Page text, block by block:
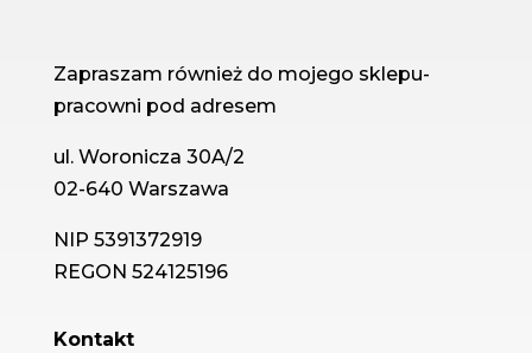
Zapraszam również do mojego sklepu-
pracowni pod adresem
ul. Woronicza 30A/2
02-640 Warszawa
NIP 5391372919
REGON 524125196
Kontakt